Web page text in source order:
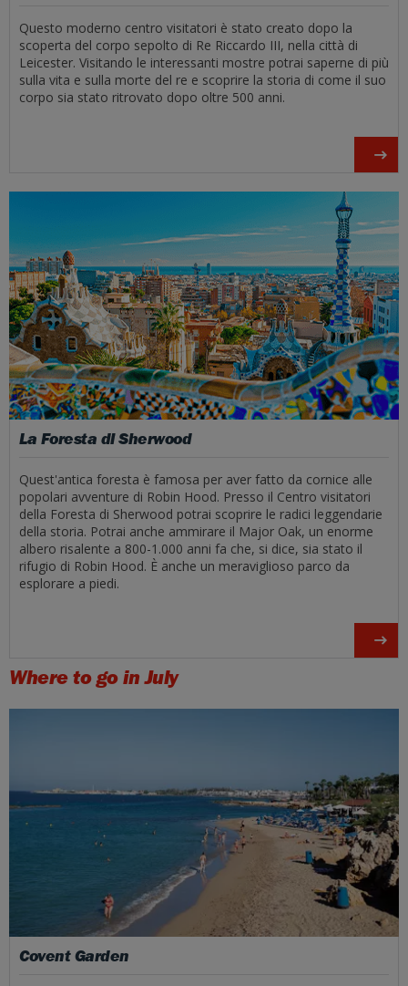
Questo moderno centro visitatori è stato creato dopo la
scoperta del corpo sepolto di Re Riccardo III, nella città di
Leicester. Visitando le interessanti mostre potrai saperne di più
sulla vita e sulla morte del re e scoprire la storia di come il suo
corpo sia stato ritrovato dopo oltre 500 anni.
La Foresta di Sherwood
Quest'antica foresta è famosa per aver fatto da cornice alle
popolari avventure di Robin Hood. Presso il Centro visitatori
della Foresta di Sherwood potrai scoprire le radici leggendarie
della storia. Potrai anche ammirare il Major Oak, un enorme
albero risalente a 800-1.000 anni fa che, si dice, sia stato il
rifugio di Robin Hood. È anche un meraviglioso parco da
esplorare a piedi.
Where to go in July
Covent Garden